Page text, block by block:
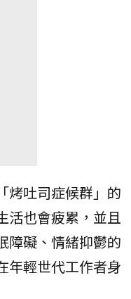
烤吐司症候群」的
活也會疲累，並且
障礙、情緒抑鬱的
年輕世代工作者身